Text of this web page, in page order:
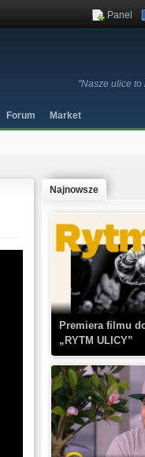
"Nasze ulice
Panel
Forum Market
Najnowsze
Premiera filmu
„RYTM ULICY”